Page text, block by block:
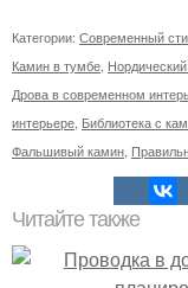
Категории: Современный
Камин в тумбе
Дрова в современном
интерьере Библиотека с
Фальшивый камин
Читайте также